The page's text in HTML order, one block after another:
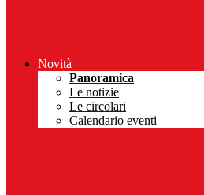
Novità
Panoramica
Le notizie
Le circolari
Calendario eventi